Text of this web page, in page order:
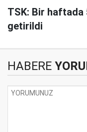
TSK: Bir haftada
getirildi
HABERE